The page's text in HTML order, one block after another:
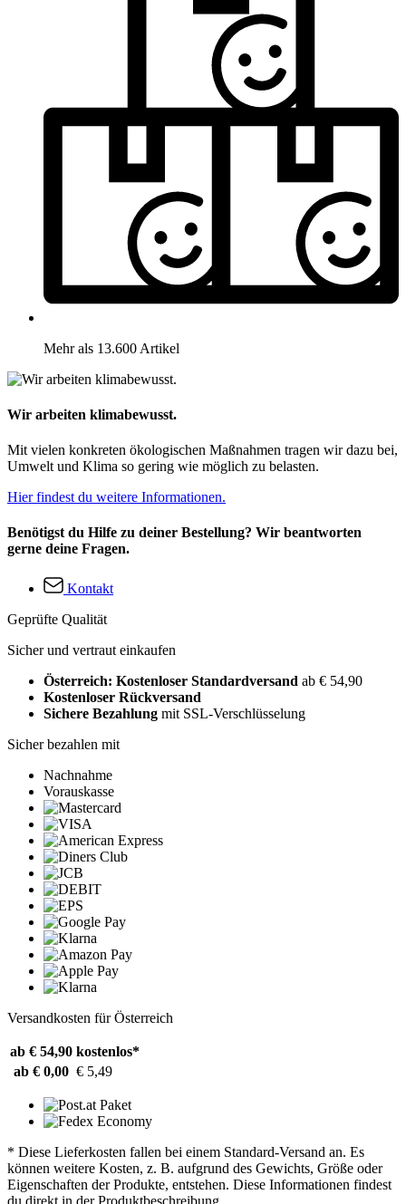
Mehr als 13.600 Artikel
Wir arbeiten klimabewusst.
Mit vielen konkreten ökologischen Maßnahmen tragen wir dazu bei,
Umwelt und Klima so gering wie möglich zu belasten.
Hier findest du weitere Informationen.
Benötigst du Hilfe zu deiner Bestellung? Wir beantworten
gerne deine Fragen.
Kontakt
Geprüfte Qualität
Sicher und vertraut einkaufen
Österreich: Kostenloser Standardversand ab € 54,90
Kostenloser Rückversand
Sichere Bezahlung mit SSL-Verschlüsselung
Sicher bezahlen mit
Nachnahme
Vorauskasse
Versandkosten für Österreich
ab € 54,90 kostenlos*
ab € 0,00 € 5,49
* Diese Lieferkosten fallen bei einem Standard-Versand an. Es
können weitere Kosten, z. B. aufgrund des Gewichts, Größe oder
Eigenschaften der Produkte, entstehen. Diese Informationen findest
du direkt in der Produktbeschreibung.